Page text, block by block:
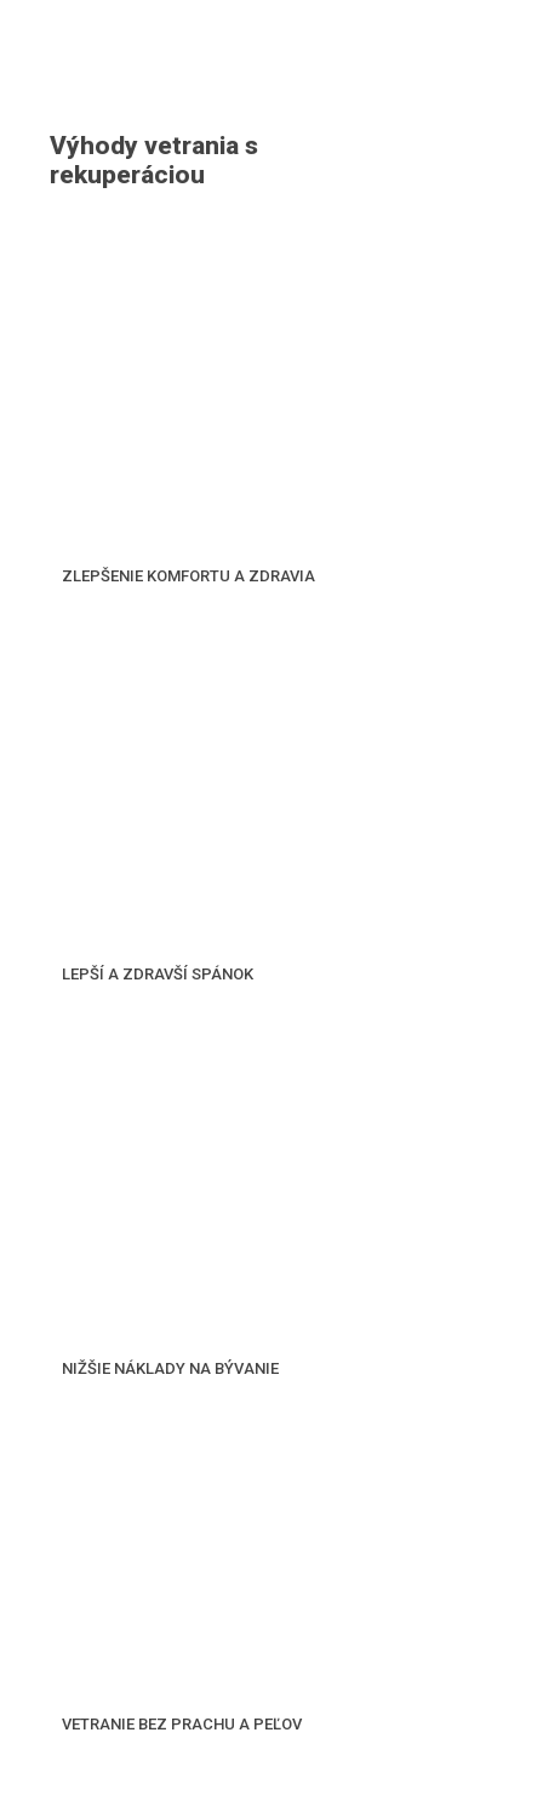
Výhody vetrania s
rekuperáciou
ZLEPŠENIE KOMFORTU A ZDRAVIA
LEPŠÍ A ZDRAVŠÍ SPÁNOK
NIŽŠIE NÁKLADY NA BÝVANIE
VETRANIE BEZ PRACHU A PEĽOV